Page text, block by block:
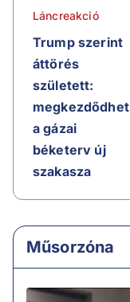
Láncreakció
Trump szerint
áttörés
született:
megkezdődhet
a gázai
béketerv új
szakasza
Műsorzóna